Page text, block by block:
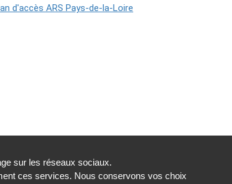
sur les réseaux sociaux.
ces services. Nous conservons vos choix
cookies